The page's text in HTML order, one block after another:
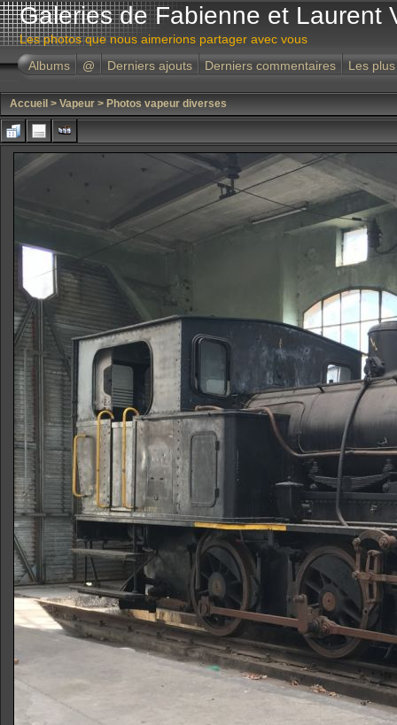
Galeries de Fabienne et Laurent
Les photos que nous aimerions partager avec vous
Albums
@ Derniers ajouts Derniers commentaires Les
Accueil > Vapeur > Photos vapeur diverses